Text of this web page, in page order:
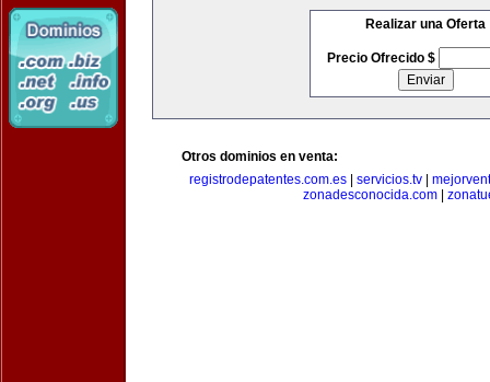
Realizar una Oferta
Precio Ofrecido $
Otros dominios en venta:
registrodepatentes.com.es
servicios.tv
zonadesconocida.com|